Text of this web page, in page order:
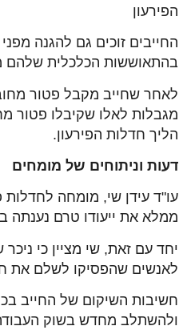
הפירעון
החייבים זוכים גם להגנה
בהתאוששות הכלכלית שלהם
לאחר שחייב מקבל פטור
מגבלות לאלו שקיבלו פטור
הליך חדלות הפירעון.
דעות וניתוחים של מומחים
עו"ד עידן שי, מומחה לחדלות
ממלא את ייעודו טרם נענתה
יחד עם זאת, שי מציין כי
לאנשים שהפסיקו לשלם את
חשיבות השיקום של החייב
ולהשתלב מחדש בשוק